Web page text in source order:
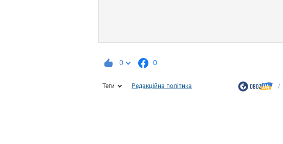
0 0
Теги Редакційна політика